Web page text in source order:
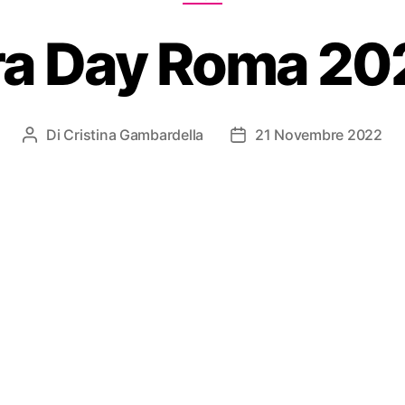
Day Roma
Di Cristina Gambardella 21 Novembre 2022